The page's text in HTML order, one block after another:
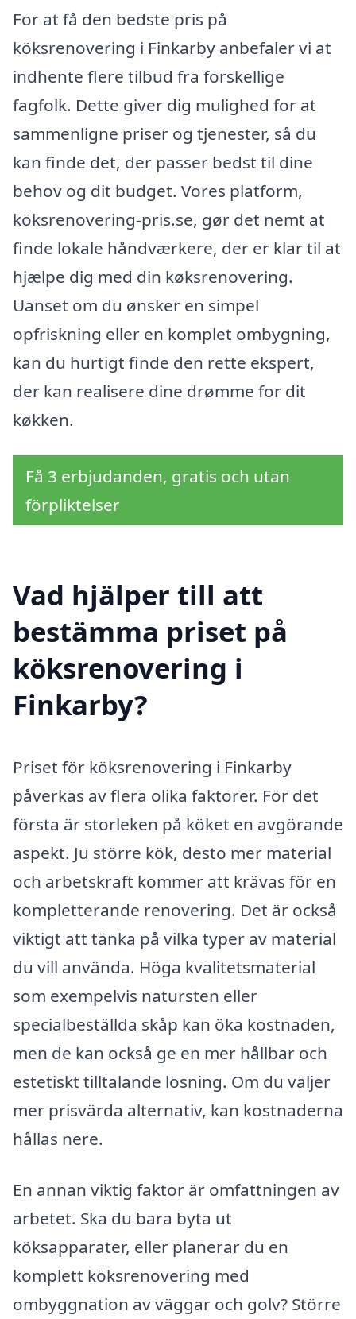
For at få den bedste pris på
köksrenovering i Finkarby anbefaler vi at
indhente flere tilbud fra forskellige
fagfolk. Dette giver dig mulighed for at
sammenligne priser og tjenester, så du
kan finde det, der passer bedst til dine
behov og dit budget. Vores platform,
köksrenovering-pris.se, gør det nemt at
finde lokale håndværkere, der er klar til at
hjælpe dig med din køksrenovering.
Uanset om du ønsker en simpel
opfriskning eller en komplet ombygning,
kan du hurtigt finde den rette ekspert,
der kan realisere dine drømme for dit
køkken.
Få 3 erbjudanden, gratis och utan
förpliktelser
Vad hjälper till att
bestämma priset på
köksrenovering i
Finkarby?
Priset för köksrenovering i Finkarby
påverkas av flera olika faktorer. För det
första är storleken på köket en avgörande
aspekt. Ju större kök, desto mer material
och arbetskraft kommer att krävas för en
kompletterande renovering. Det är också
viktigt att tänka på vilka typer av material
du vill använda. Höga kvalitetsmaterial
som exempelvis natursten eller
specialbeställda skåp kan öka kostnaden,
men de kan också ge en mer hållbar och
estetiskt tilltalande lösning. Om du väljer
mer prisvärda alternativ, kan kostnaderna
hållas nere.
En annan viktig faktor är omfattningen av
arbetet. Ska du bara byta ut
köksapparater, eller planerar du en
komplett köksrenovering med
ombyggnation av väggar och golv? Större